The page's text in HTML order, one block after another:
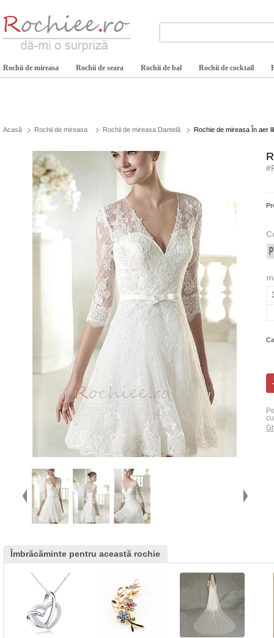
Rochii de mireasa Rochii de seara Rochii de bal Rochii de cocktail
Acasă Rochii de mireasa Rochii de mireasa Dantelă Rochie de mireasa În aer
Îmbrăcăminte pentru această rochie